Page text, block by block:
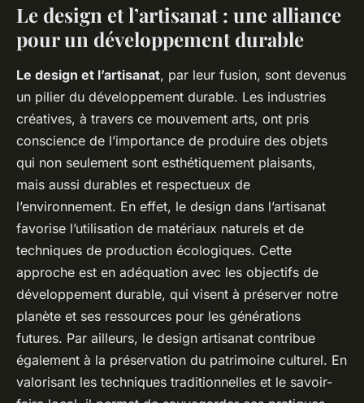
Le design et l’artisanat : une alliance
pour un développement durable
Le design et l’artisanat, par leur fusion, sont devenus
un pilier du développement durable. Les industries
créatives, à travers ce mouvement arts, ont pris
conscience de l’importance de produire des objets
qui non seulement sont esthétiquement plaisants,
mais aussi durables et respectueux de
l’environnement. En effet, le design dans l’artisanat
favorise l’utilisation de matériaux naturels et de
techniques de production écologiques. Cette
approche est en adéquation avec les objectifs de
développement durable, qui visent à préserver notre
planète et ses ressources pour les générations
futures. Par ailleurs, le design artisanat contribue
également à la préservation du patrimoine culturel. En
valorisant les techniques traditionnelles et le savoir-